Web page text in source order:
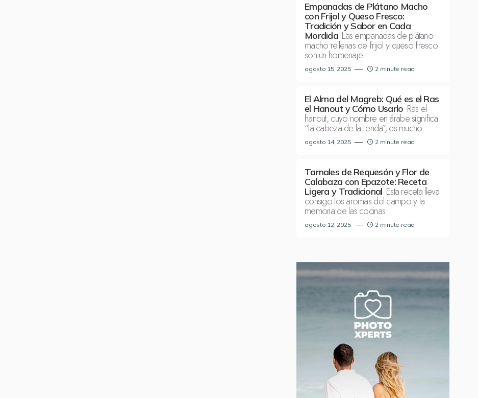
Empanadas de Plátano Macho
con Frijol y Queso Fresco:
Tradición y Sabor en Cada
Mordida Las empanadas de plátano
macho rellenas de frijol y queso fresco
son un homenaje
agosto 15, 2025 2 minute read
El Alma del Magreb: Qué es el Ras
el Hanout y Cómo Usarlo Ras el
hanout, cuyo nombre en árabe significa
“la cabeza de la tienda”, es mucho
agosto 14, 2025 2 minute read
Tamales de Requesón y Flor de
Calabaza con Epazote: Receta
Ligera y Tradicional Esta receta lleva
consigo los aromas del campo y la
memoria de las cocinas
agosto 12, 2025 2 minute read